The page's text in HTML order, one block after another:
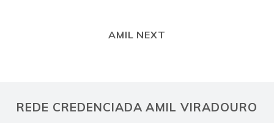
AMIL NEXT
REDE CREDENCIADA AMIL VIRADOURO